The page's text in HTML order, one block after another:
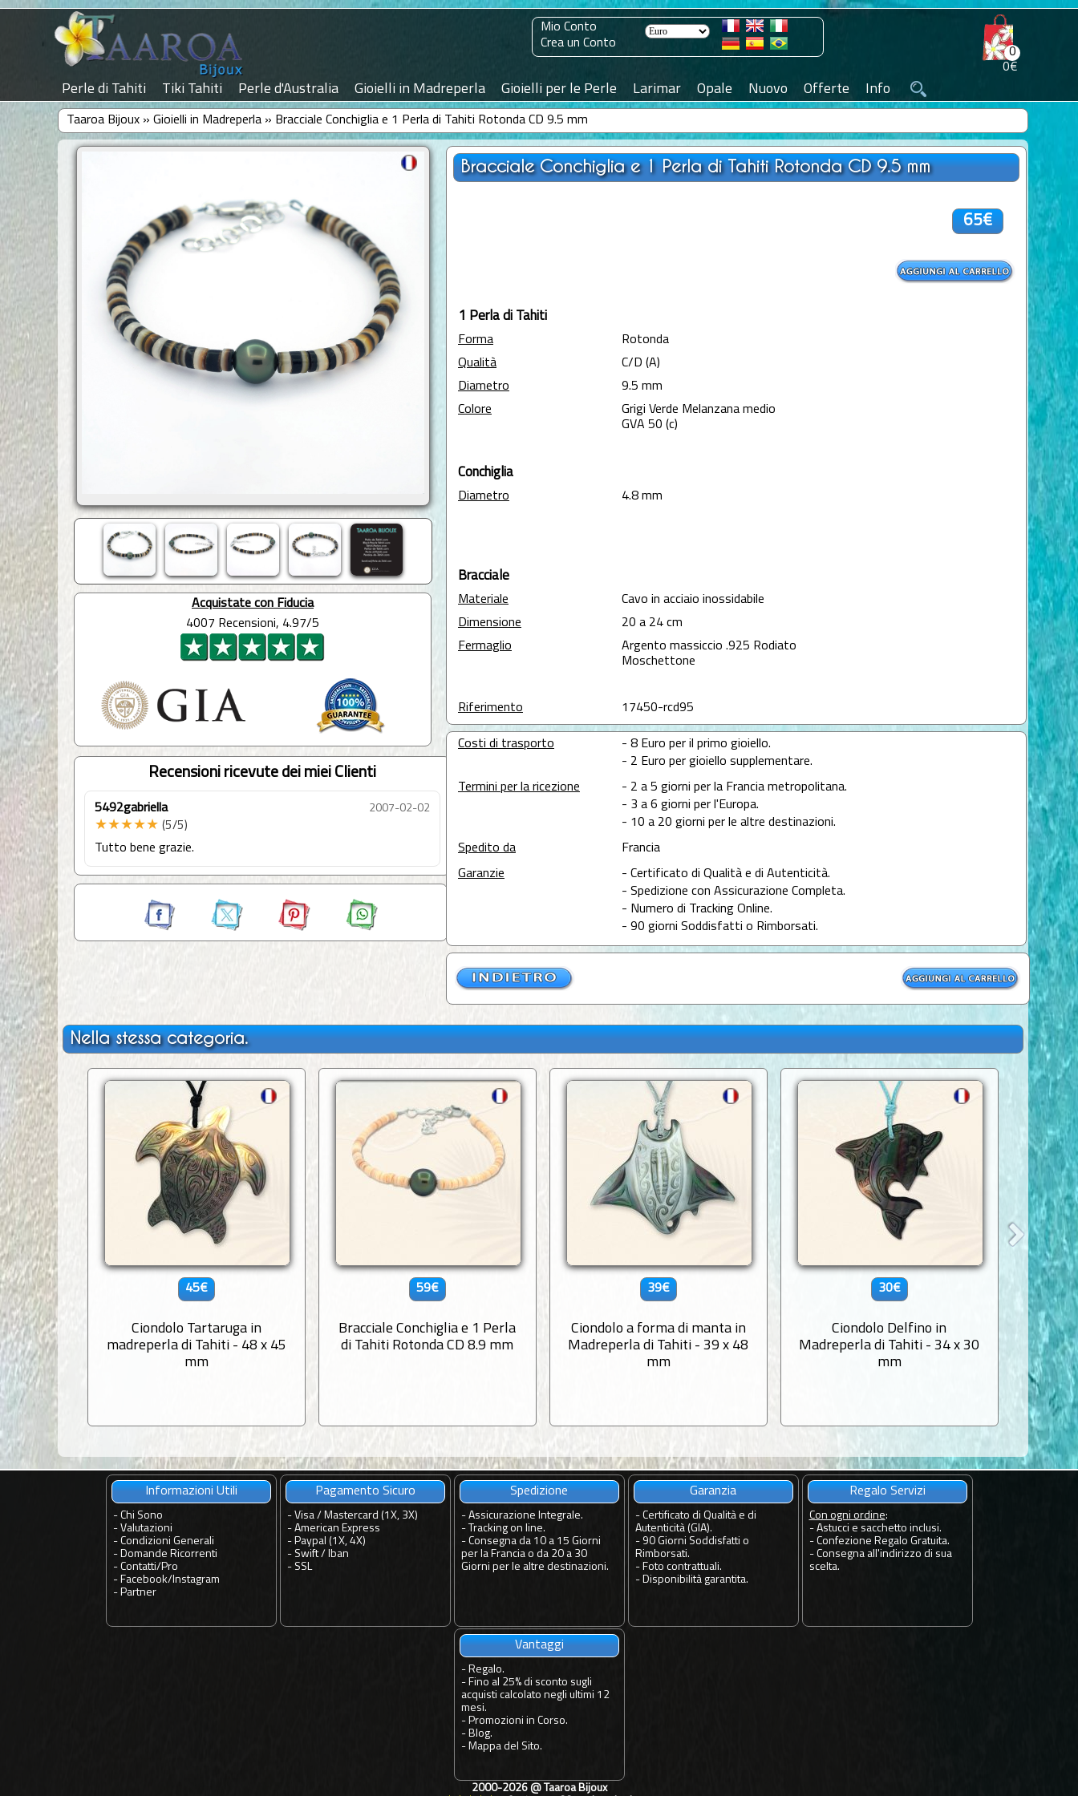
0
0€
Mio Conto
Crea un Conto
Perle di Tahiti Tiki Tahiti Perle d'Australia Gioielli in Madreperla Gioielli per le Perle Larimar Opale Nuovo Offerte Info
Taaroa Bijoux» Gioielli in Madreperla» Bracciale Conchiglia e 1 Perla di Tahiti Rotonda CD 9.5 mm
Acquistate con Fiducia
4007 Recensioni, 4.97/5
Recensioni ricevute dei miei Clienti
5492gabriella 2007-02-02
★★★★★ (5/5)
Tutto bene grazie.
Bracciale Conchiglia e 1 Perla di Tahiti Rotonda CD 9.5 mm
65€
1 Perla di Tahiti
Forma
Rotonda
Qualità
C/D (A)
Diametro
9.5 mm
Colore
Grigi Verde Melanzana medio
GVA 50 (c)
Conchiglia
Diametro 4.8 mm
Bracciale
Materiale
Cavo in acciaio inossidabile
Dimensione
20 a 24 cm
Fermaglio
Argento massiccio .925 Rodiato
Moschettone
Riferimento 17450-rcd95
Costi di trasporto
- 8 Euro per il primo gioiello.
- 2 Euro per gioiello supplementare.
Termini per la ricezione
- 2 a 5 giorni per la Francia metropolitana.
- 3 a 6 giorni per l'Europa.
- 10 a 20 giorni per le altre destinazioni.
Spedito da
Francia
Garanzie
- Certificato di Qualità e di Autenticità.
- Spedizione con Assicurazione Completa.
- Numero di Tracking Online.
- 90 giorni Soddisfatti o Rimborsati.
Nella stessa categoria.
45€
Ciondolo Tartaruga in
madreperla di Tahiti - 48 x 45
mm
59€
Bracciale Conchiglia e 1 Perla
di Tahiti Rotonda CD 8.9 mm
39€
Ciondolo a forma di manta in
Madreperla di Tahiti - 39 x 48
mm
30€
Ciondolo Delfino in
Madreperla di Tahiti - 34 x 30
mm
Informazioni Utili
- Chi Sono
- Valutazioni
- Condizioni Generali
- Domande Ricorrenti
- Contatti/ Pro
- Facebook/ Instagram
- Partner
Pagamento Sicuro
- Visa / Mastercard (1X, 3X)
- American Express
- Paypal (1X, 4X)
- Swift / Iban
- SSL
Spedizione
- Assicurazione Integrale.
- Tracking on line.
- Consegna da 10 a 15 Giorni
per la Francia o da 20 a 30
Giorni per le altre destinazioni.
Garanzia
- Certificato di Qualità e di
Autenticità (GIA).
- 90 Giorni Soddisfatti o
Rimborsati.
- Foto contrattuali.
- Disponibilità garantita.
Regalo Servizi
Con ogni ordine:
- Astucci e sacchetto inclusi.
- Confezione Regalo Gratuita.
- Consegna all'indirizzo di sua
scelta.
Vantaggi
- Regalo.
- Fino al 25% di sconto sugli
acquisti calcolato negli ultimi 12
mesi.
- Promozioni in Corso.
- Blog.
- Mappa del Sito.
2000-2026 @
Taaroa Bijoux